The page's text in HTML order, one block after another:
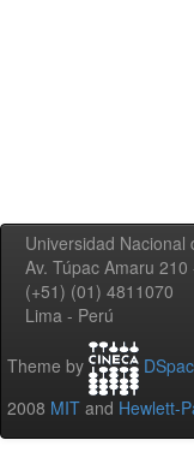
Universidad
Av. Túpac Amaru
(+51) (01) 4811070
Lima - Perú
Theme by
2008 MIT and Hewlett-